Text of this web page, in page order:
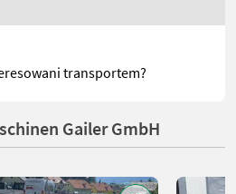
transportem?
Gailer GmbH